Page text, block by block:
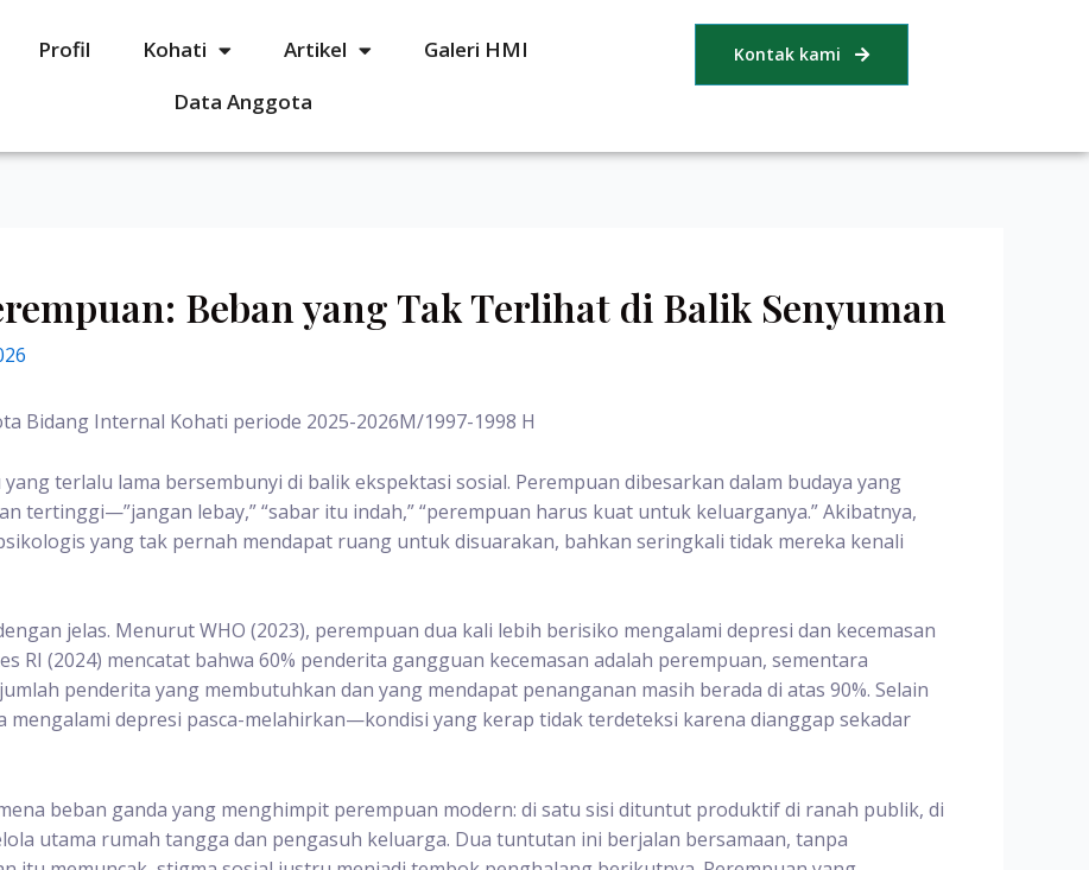
Profil Kohati Artikel
Galeri HMI
Data Anggota
Kontak kami
Beban yang Tak Terlihat di Balik Senyuman
Bidang Internal Kohati periode 2025-2026M/1997-1998 H
terlalu lama bersembunyi di balik ekspektasi sosial. Perempuan dibesarkan dalam budaya yang
tertinggi—”jangan lebay,” “sabar itu indah,” “perempuan harus kuat untuk keluarganya.” Akibatnya,
yang tak pernah mendapat ruang untuk disuarakan, bahkan seringkali tidak mereka kenali
jelas. Menurut WHO (2023), perempuan dua kali lebih berisiko mengalami depresi dan kecemasan
RI (2024) mencatat bahwa 60% penderita gangguan kecemasan adalah perempuan, sementara
penderita yang membutuhkan dan yang mendapat penanganan masih berada di atas 90%. Selain
mengalami depresi pasca-melahirkan—kondisi yang kerap tidak terdeteksi karena dianggap sekadar
beban ganda yang menghimpit perempuan modern: di satu sisi dituntut produktif di ranah publik, di
utama rumah tangga dan pengasuh keluarga. Dua tuntutan ini berjalan bersamaan, tanpa